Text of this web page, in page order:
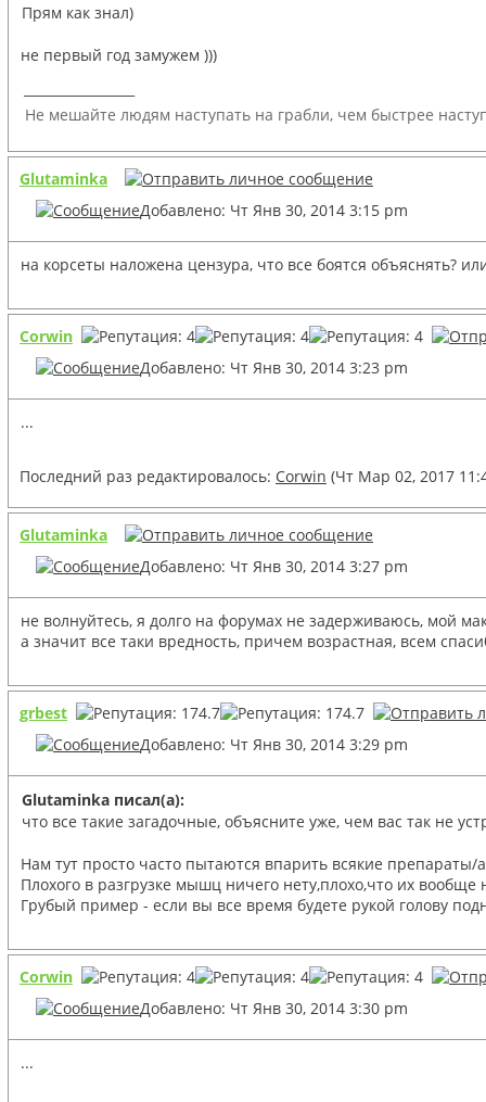
Прям как знал)
не первый год замужем )))
Не мешайте людям наступать на грабли, чем быстрее
Glutaminka
Добавлено: Чт Янв 30, 2014 3:15 pm
на корсеты наложена цензура, что все боятся объяснять?
Corwin
Добавлено: Чт Янв 30, 2014 3:23 pm
...
Последний раз редактировалось: Corwin (Чт Мар 02, 2017
Glutaminka
Добавлено: Чт Янв 30, 2014 3:27 pm
не волнуйтесь, я долго на форумах не задерживаюсь, мой
а значит все таки вредность, причем возрастная, всем
grbest
Добавлено: Чт Янв 30, 2014 3:29 pm
Glutaminka писал(а):
что все такие загадочные, объясните уже, чем вас так не
Нам тут просто часто пытаются впарить всякие
Плохого в разгрузке мышц ничего нету,плохо,что их
Грубый пример - если вы все время будете рукой голову
Corwin
Добавлено: Чт Янв 30, 2014 3:30 pm
...